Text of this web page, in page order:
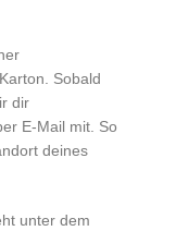
Sobald
dir
E-Mail mit. So
deines
unter dem